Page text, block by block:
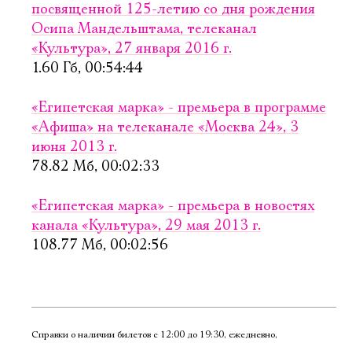
посвященной 125-летию со дня рождения
Осипа Мандельштама, телеканал
«Культура», 27 января 2016 г.
1.60 Гб, 00:54:44
«Египетская марка» - премьера в программе
«Афиша» на телеканале «Москва 24», 3
июня 2013 г.
78.82 Мб, 00:02:33
«Египетская марка» - премьера в новостях
канала «Культура», 29 мая 2013 г.
108.77 Мб, 00:02:56
Справки о наличии билетов с 12:00 до 19:30, ежедневно,
Электропочта
Ознакомиться